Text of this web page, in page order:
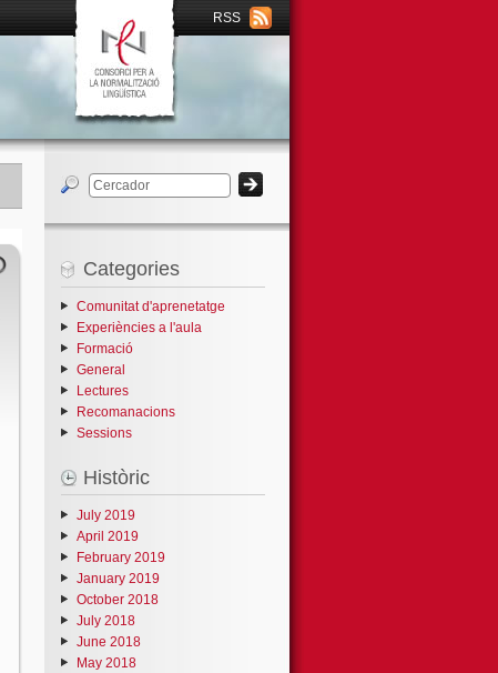
RSS
Categories
Comunitat d'aprenetatge
Experiències a l'aula
Formació
General
Lectures
Recomanacions
Sessions
Històric
July 2019
April 2019
February 2019
January 2019
October 2018
July 2018
June 2018
May 2018